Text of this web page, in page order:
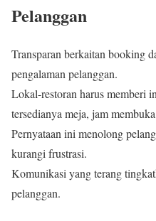
Pelanggan
Transparan berkaitan booking
pengalaman pelanggan.
Lokal-restoran harus memberi
tersedianya meja, jam
Pernyataan ini menolong
kurangi frustrasi.
Komunikasi yang terang
pelanggan.